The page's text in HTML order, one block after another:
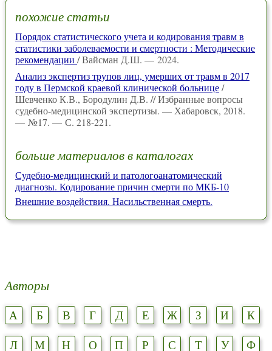
похожие статьи
Порядок статистического учета и кодирования травм в
статистики заболеваемости и смертности : Методические
рекомендации / Вайсман Д.Ш. — 2024.
Анализ экспертиз трупов лиц, умерших от травм в 2017
году в Пермской краевой клинической больнице/
Шевченко К.В., Бородулин Д.В. // Избранные вопросы
судебно-медицинской экспертизы. — Хабаровск, 2018.
— №17. — С. 218-221.
больше материалов в каталогах
Судебно-медицинский и патологоанатомический
диагнозы. Кодирование причин смерти по МКБ-10
Внешние воздействия. Насильственная смерть.
Авторы
А Б В Г Д Е Ж З И
К
Л
М Н О П Р С Т У
Ф